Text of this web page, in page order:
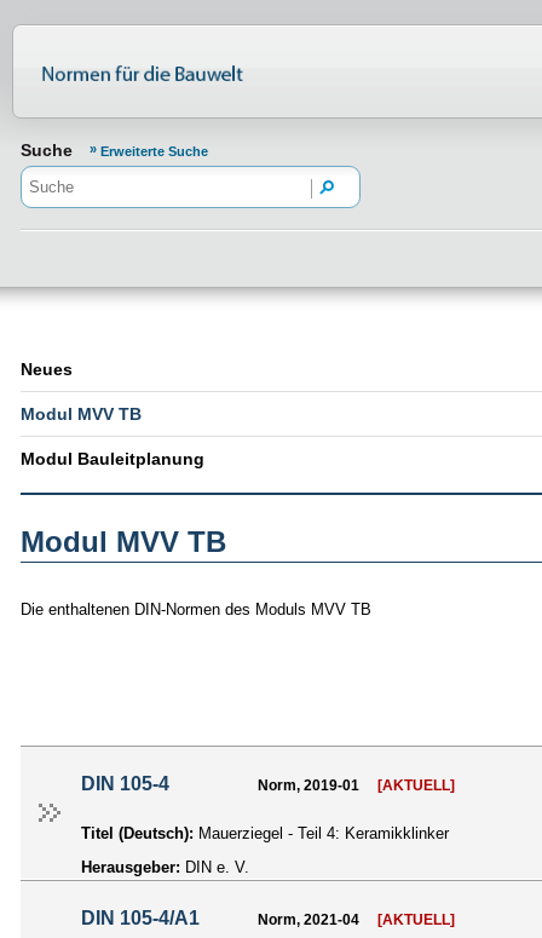
Suche Erweiterte Suche
Neues
Modul MVV TB
Modul Bauleitplanung
Modul MVV TB
Die enthaltenen DIN-Normen des Moduls MVV TB
DIN 105-4 Norm, 2019-01 [AKTUELL]
Titel (Deutsch): Mauerziegel - Teil 4: Keramikklinker
Herausgeber: DIN e. V.
DIN 105-4/A1 Norm, 2021-04 [AKTUELL]